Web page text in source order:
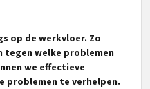
op de werkvloer. Zo
tegen welke problemen
we effectieve
problemen te verhelpen.